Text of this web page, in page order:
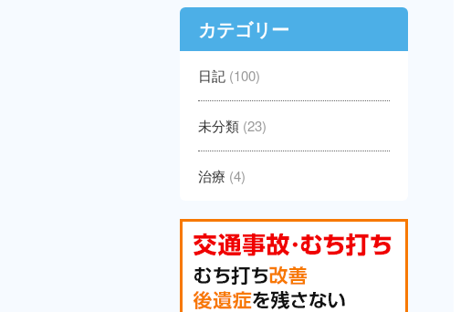
カテゴリー
日記 (100)
未分類 (23)
治療 (4)